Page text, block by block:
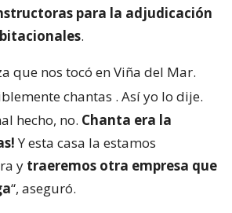
para la adjudicación
.
que nos tocó en Viña del Mar.
chantas . Así yo lo dije.
hecho, no. Chanta era la
Y esta casa la estamos
y traeremos otra empresa que
“, aseguró.